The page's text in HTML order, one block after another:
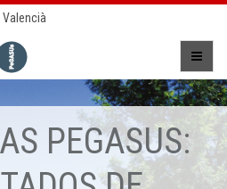
Valencià
PEGASUS: